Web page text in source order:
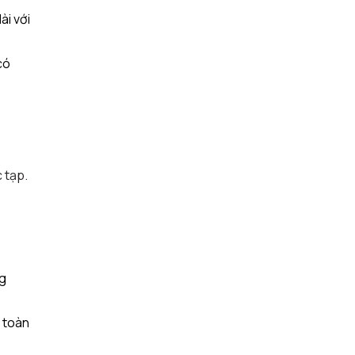
với
tạp.
toàn